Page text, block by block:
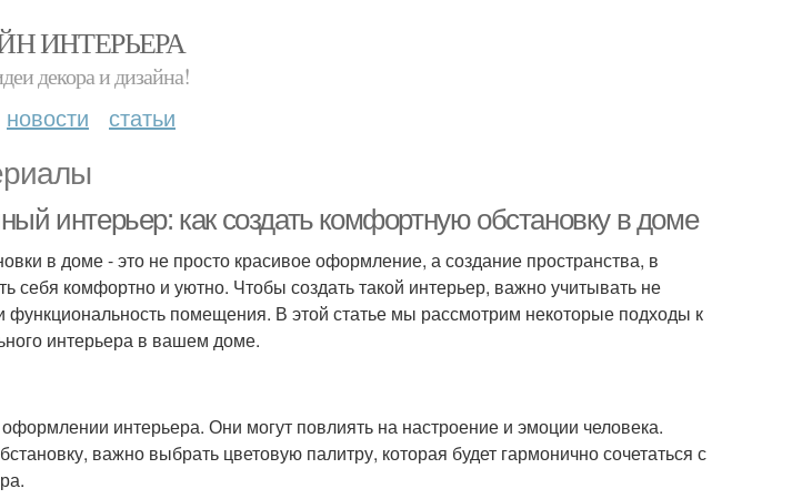
ИНТЕРЬЕРА
декора и дизайна!
новости статьи
интерьер: как создать комфортную обстановку в доме
в доме - это не просто красивое оформление, а создание пространства, в
себя комфортно и уютно. Чтобы создать такой интерьер, важно учитывать не
функциональность помещения. В этой статье мы рассмотрим некоторые подходы к
интерьера в вашем доме.
интерьера. Они могут повлиять на настроение и эмоции человека.
важно выбрать цветовую палитру, которая будет гармонично сочетаться с